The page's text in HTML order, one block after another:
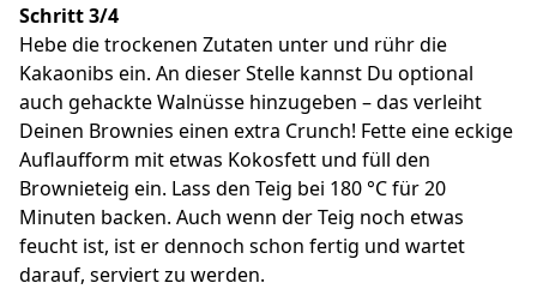
Schritt 3/4
Hebe die trockenen Zutaten unter und rühr die
Kakaonibs ein. An dieser Stelle kannst Du optional
auch gehackte Walnüsse hinzugeben – das verleiht
Deinen Brownies einen extra Crunch! Fette eine eckige
Auflaufform mit etwas Kokosfett und füll den
Brownieteig ein. Lass den Teig bei 180 °C für 20
Minuten backen. Auch wenn der Teig noch etwas
feucht ist, ist er dennoch schon fertig und wartet
darauf, serviert zu werden.